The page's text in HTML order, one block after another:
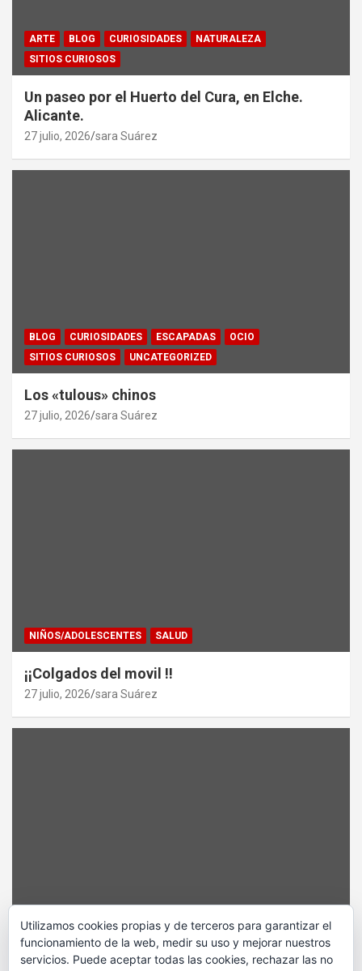
ARTE BLOG CURIOSIDADES
NATURALEZA
SITIOS CURIOSOS
Un paseo por el Huerto del Cura, en Elche.
Alicante.
27 julio, 2026 sara Suárez
BLOG CURIOSIDADES ESCAPADAS
OCIO
SITIOS CURIOSOS
UNCATEGORIZED
Los «tulous» chinos
27 julio, 2026 sara Suárez
NIÑOS/ADOLESCENTES SALUD
¡¡Colgados del movil !!
27 julio, 2026 sara Suárez
La Cueva de los Sueños Olvidados
Utilizamos cookies propias y de terceros para garantizar el
funcionamiento de la web, medir su uso y mejorar nuestros
servicios. Puede aceptar todas las cookies, rechazar las no